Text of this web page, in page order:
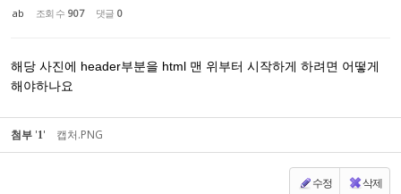
ab 조회 수 907 댓글 0
해당 사진에 header부분을 html 맨 위부터 시작하게 하려면 어떻게
해야하나요
첨부 '1' 캡처.PNG
수정 삭제